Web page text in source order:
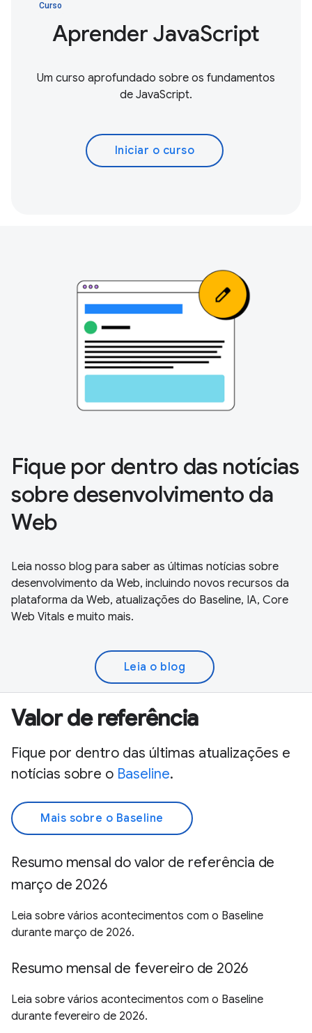
Curso
Aprender JavaScript
Um curso aprofundado sobre os fundamentos
de JavaScript.
Iniciar o curso
Fique por dentro das notícias
sobre desenvolvimento da
Web
Leia nosso blog para saber as últimas notícias sobre
desenvolvimento da Web, incluindo novos recursos da
plataforma da Web, atualizações do Baseline, IA, Core
Web Vitals e muito mais.
Leia o blog
Valor de referência
Fique por dentro das últimas atualizações e
notícias sobre o Baseline.
Mais sobre o Baseline
Resumo mensal do valor de referência de
março de 2026
Leia sobre vários acontecimentos com o Baseline
durante março de 2026.
Resumo mensal de fevereiro de 2026
Leia sobre vários acontecimentos com o Baseline
durante fevereiro de 2026.